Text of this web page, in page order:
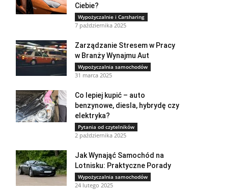
Ciebie?
Wypożyczalnie i Carsharing
7 października 2025
Zarządzanie Stresem w Pracy
w Branży Wynajmu Aut
Wypożyczalnia samochodów
31 marca 2025
Co lepiej kupić – auto
benzynowe, diesla, hybrydę czy
elektryka?
Pytania od czytelników
2 października 2025
Jak Wynająć Samochód na
Lotnisku: Praktyczne Porady
Wypożyczalnia samochodów
24 lutego 2025